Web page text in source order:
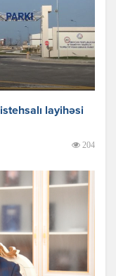
layihəsi
204